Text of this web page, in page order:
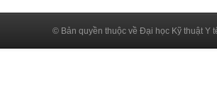
© Bản quyền thuộc về Đại học Kỹ thuật Y